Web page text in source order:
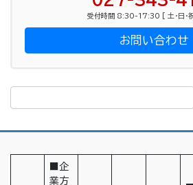
受付時間 8:30-17:30 [ 土・日・
お問い合わせ
■企
業方